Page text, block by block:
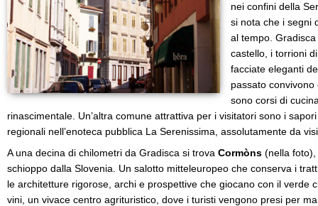
nei confini della
si nota che i segni
al tempo.
castello, i torrioni
facciate eleganti
passato
sono corsi di
rinascimentale. Un’altra comune attrattiva per i visitatori sono i
regionali nell’enoteca pubblica La Serenissima, assolutamente da
A una decina di chilometri da Gradisca si trova Cormòns (nella
schioppo dalla Slovenia. Un salotto mitteleuropeo che conserva i
le architetture rigorose, archi e prospettive che giocano con il verde
vini, un vivace centro agrituristico, dove i turisti vengono presi per